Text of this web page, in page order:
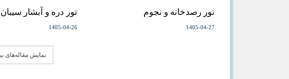
تور رصدخانه و نجوم
1405-04-27
تور دره و آبشار
1405-04-26
نمایش مقاله‌های